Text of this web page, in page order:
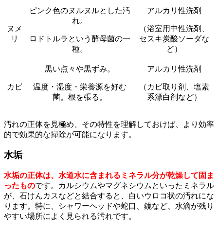
ヌメ
リ
ピンク色のヌルヌルとした汚
れ。
ロドトルラという酵母菌の一
種。
アルカリ性洗剤
（浴室用中性洗剤、
セスキ炭酸ソーダな
ど）
カビ
黒い点々や黒ずみ。
温度・湿度・栄養源を好む
菌。根を張る。
アルカリ性洗剤
（カビ取り剤、塩素
系漂白剤など）
汚れの正体を見極め、その特性を理解しておけば、より効率
的で効果的な掃除が可能になります。
水垢
水垢の正体は、水道水に含まれるミネラル分が乾燥して固ま
ったものです。カルシウムやマグネシウムといったミネラル
が、石けんカスなどと結合すると、白いウロコ状の汚れにな
ります。特に、シャワーヘッドや蛇口、鏡など、水滴が残り
やすい場所によく見られる汚れです。